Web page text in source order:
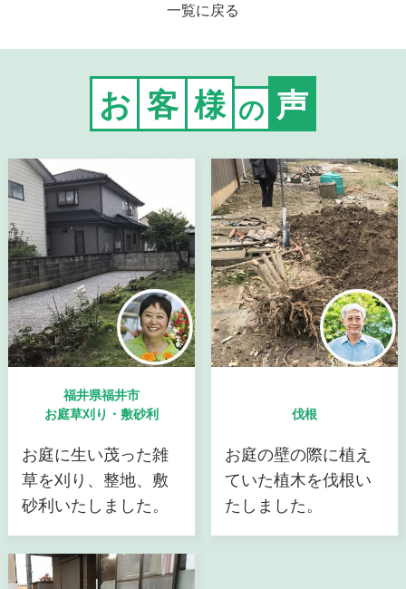
一覧に戻る
お 客 様 の 声
福井県福井市
お庭草刈り・敷砂利
お庭に生い茂った雑
草を刈り、整地、敷
砂利いたしました。
伐根
お庭の壁の際に植え
ていた植木を伐根い
たしました。